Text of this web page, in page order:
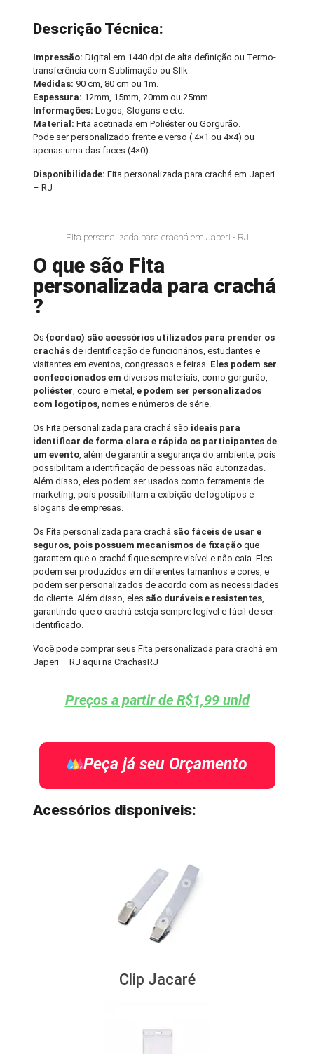
Descrição Técnica:
Impressão: Digital em 1440 dpi de alta definição ou Termo-
transferência com Sublimação ou SIlk
Medidas: 90 cm, 80 cm ou 1m.
Espessura: 12mm, 15mm, 20mm ou 25mm
Informações:Logos, Slogans e etc.
Material: Fita acetinada em Poliéster ou Gorgurão.
Pode ser personalizado frente e verso ( 4×1 ou 4×4) ou
apenas uma das faces (4×0).
Disponibilidade:Fita personalizada para crachá em Japeri
– RJ
Fita personalizada para crachá em Japeri - RJ
O que são Fita
personalizada para crachá
?
Os {cordao) são acessórios utilizados para prender os
crachás de identificação de funcionários, estudantes e
visitantes em eventos, congressos e feiras. Eles podem ser
confeccionados emdiversos materiais, como gorgurão,
poliéster, couro e metal,e podem ser personalizados
com logotipos, nomes e números de série.
Os Fita personalizada para crachá são ideais para
identificar de forma clara e rápida os participantes de
um evento, além de garantir a segurança do ambiente, pois
possibilitam a identificação de pessoas não autorizadas.
Além disso, eles podem ser usados como ferramenta de
marketing, pois possibilitam a exibição de logotipos e
slogans de empresas.
Os Fita personalizada para crachá são fáceis de usar e
seguros, pois possuem mecanismos de fixação que
garantem que o crachá fique sempre visível e não caia. Eles
podem ser produzidos em diferentes tamanhos e cores, e
podem ser personalizados de acordo com as necessidades
do cliente. Além disso, eles são duráveis e resistentes,
garantindo que o crachá esteja sempre legível e fácil de ser
identificado.
Você pode comprar seus Fita personalizada para crachá em
Japeri – RJ aqui na CrachasRJ
Preços a partir de R$1,99 unid
Peça já seu Orçamento
Acessórios disponíveis:
Clip Jacaré